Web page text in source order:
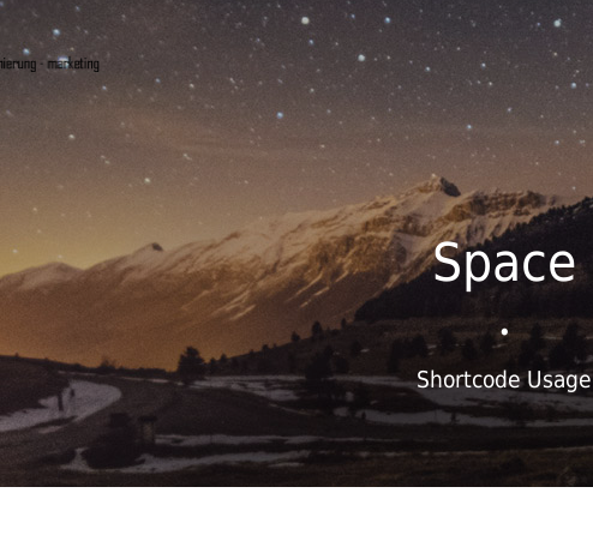
Space
•
Shortcode Usage